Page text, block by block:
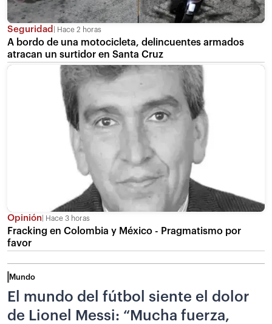
Seguridad Hace 2 horas
A bordo de una motocicleta, delincuentes armados
atracan un surtidor en Santa Cruz
Opinión Hace 3 horas
Fracking en Colombia y México - Pragmatismo por
favor
Mundo
El mundo del fútbol siente el dolor
de Lionel Messi: “Mucha fuerza,